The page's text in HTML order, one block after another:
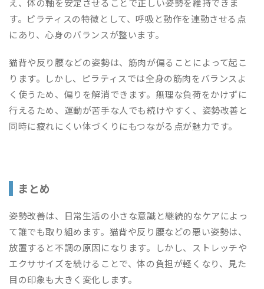
え、体の軸を安定させることで正しい姿勢を維持できま
す。ピラティスの特徴として、呼吸と動作を連動させる点
にあり、心身のバランスが整います。
猫背や反り腰などの姿勢は、筋肉が偏ることによって起こ
ります。しかし、ピラティスでは全身の筋肉をバランスよ
く使うため、偏りを解消できます。無理な負荷をかけずに
行えるため、運動が苦手な人でも続けやすく、姿勢改善と
同時に疲れにくい体づくりにもつながる点が魅力です。
まとめ
姿勢改善は、日常生活の小さな意識と継続的なケアによっ
て誰でも取り組めます。猫背や反り腰などの悪い姿勢は、
放置すると不調の原因になります。しかし、ストレッチや
エクササイズを続けることで、体の負担が軽くなり、見た
目の印象も大きく変化します。